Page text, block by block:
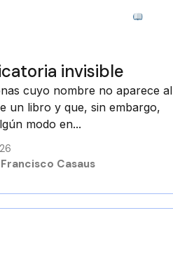
invisible
cuyo nombre no aparece al
un libro y que, sin embargo,
modo en...
Francisco Casaus